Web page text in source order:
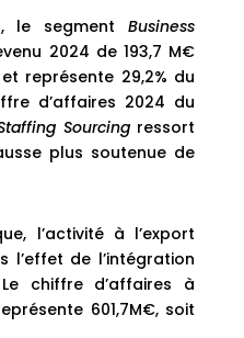
le segmentBusiness
2024 de 193,7 M€
représente 29,2% du
d’affaires 2024 du
Sourcingressort
plus soutenue de
l’activité à l’export
l’effet de l’intégration
chiffre d’affaires à
601,7M€, soit